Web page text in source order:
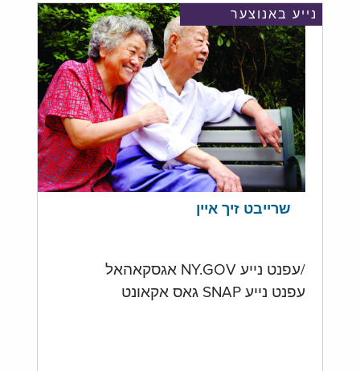
נייע באנוצער
שרייבט זיך איין
/עפנט נייע NY.GOV אגסקאהאל
עפנט נייע SNAP גאס אקאונט